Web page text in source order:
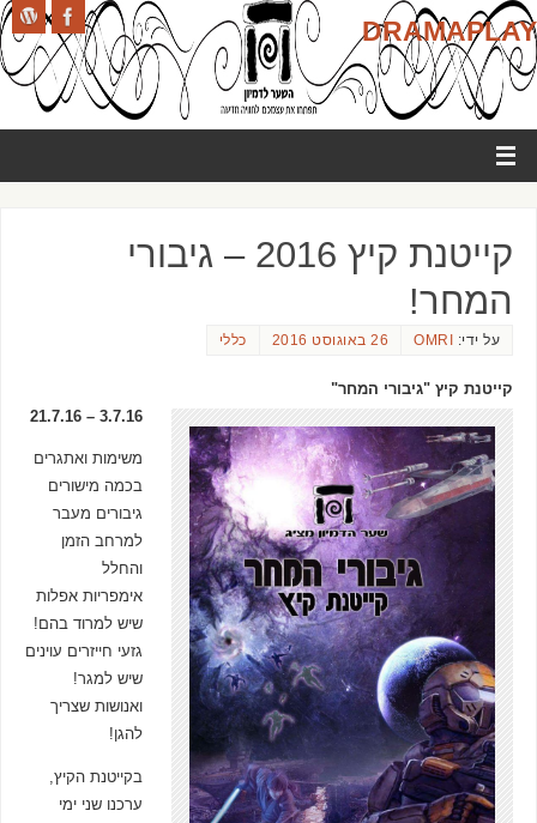
DRAMAPLAY
קייטנת קיץ 2016 – גיבורי
המחר!
על ידי: OMRI 26 באוגוסט 2016 כללי
קייטנת קיץ "גיבורי המחר"
3.7.16 – 21.7.16
משימות ואתגרים
בכמה מישורים
גיבורים מעבר
למרחב הזמן
והחלל
אימפריות אפלות
שיש למרוד בהם!
גזעי חייזרים עוינים
שיש למגר!
ואנושות שצריך
להגן!
בקייטנת הקיץ,
ערכנו שני ימי